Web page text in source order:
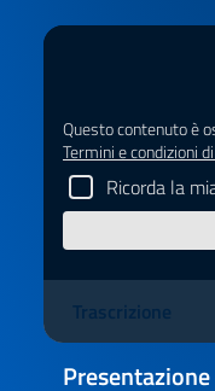
Questo contenuto è
Termini e condizioni
Ricorda la
Trascrizione